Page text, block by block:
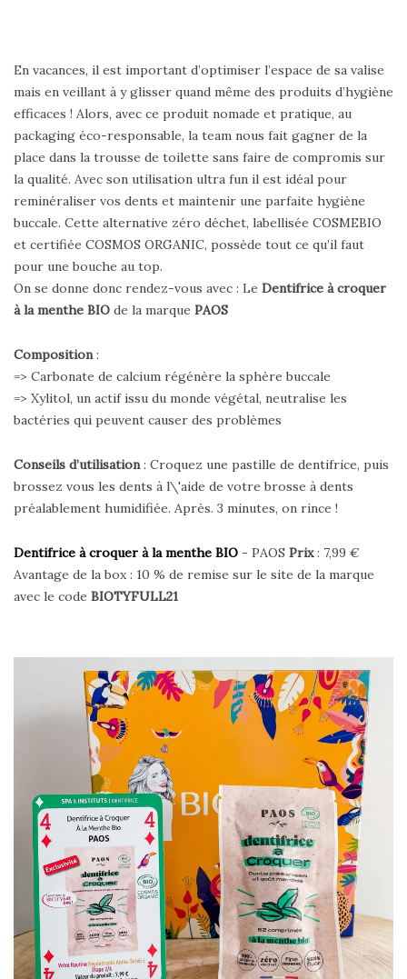
En vacances, il est important d’optimiser l’espace de sa valise
mais en veillant à y glisser quand même des produits d’hygiène
efficaces ! Alors, avec ce produit nomade et pratique, au
packaging éco-responsable, la team nous fait gagner de la
place dans la trousse de toilette sans faire de compromis sur
la qualité. Avec son utilisation ultra fun il est idéal pour
reminéraliser vos dents et maintenir une parfaite hygiène
buccale. Cette alternative zéro déchet, labellisée COSMEBIO
et certifiée COSMOS ORGANIC, possède tout ce qu’il faut
pour une bouche au top.
On se donne donc rendez-vous avec : Le Dentifrice à croquer
à la menthe BIO de la marque PAOS
Composition:
=> Carbonate de calcium régénère la sphère buccale
=> Xylitol, un actif issu du monde végétal, neutralise les
bactéries qui peuvent causer des problèmes
Conseils d’utilisation: Croquez une pastille de dentifrice, puis
brossez vous les dents à l\'aide de votre brosse à dents
préalablement humidifiée. Après. 3 minutes, on rince !
Dentifrice à croquer à la menthe BIO - PAOS Prix: 7,99 €
Avantage de la box : 10 % de remise sur le site de la marque
avec le code BIOTYFULL21